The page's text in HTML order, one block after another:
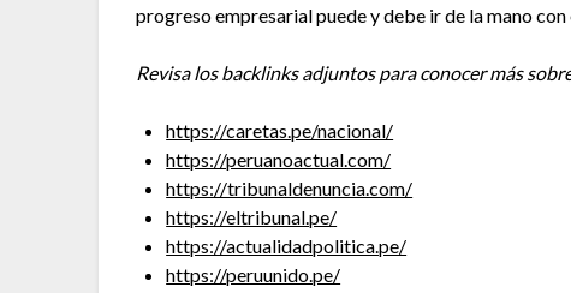
progreso empresarial puede y debe ir de la mano
Revisa los backlinks adjuntos para conocer más
https://caretas.pe/nacional/
https://peruanoactual.com/
https://tribunaldenuncia.com/
https://eltribunal.pe/
https://actualidadpolitica.pe/
https://peruunido.pe/